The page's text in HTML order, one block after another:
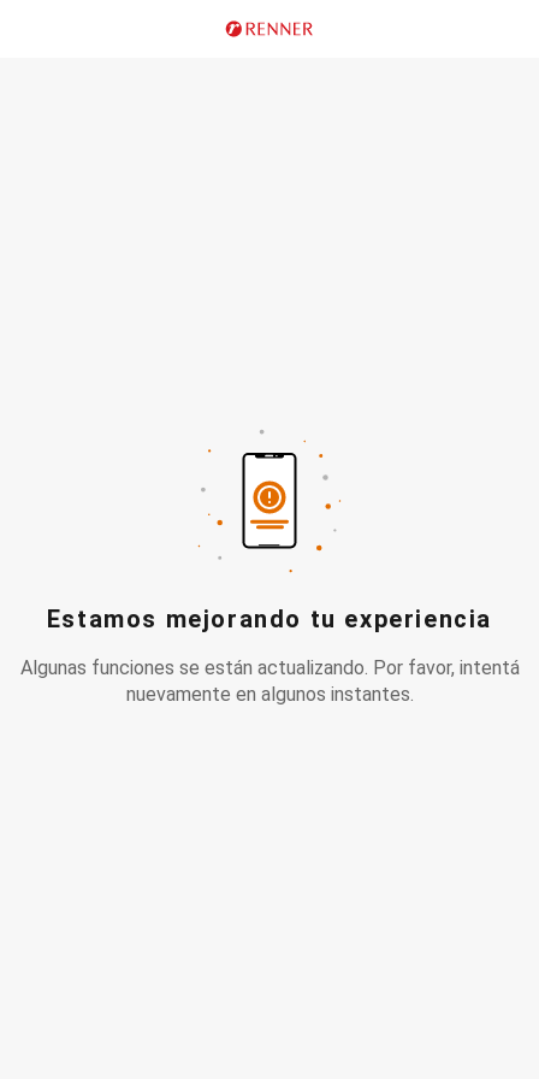
Estamos mejorando tu experiencia
Algunas funciones se están actualizando. Por favor, intentá
nuevamente en algunos instantes.